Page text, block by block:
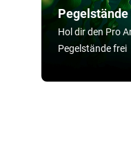
Pegelstände
Hol dir den Pro
Pegelstände frei